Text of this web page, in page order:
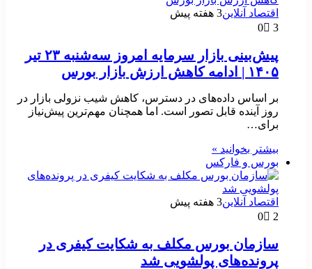
اقتصاد آنلاین3 هفته پیش
0
3
پیش‌بینی بازار سرمایه امروز سه‌شنبه ۲۳ تیر
۱۴۰۵ | ادامه کاهش ارزش بازار بورس
بر اساس داده‌های در دسترس، کاهش شیب نزولی بازار در
روز آینده قابل تصور است. اما همچنان مهم‌ترین پیش‌نیاز
برای…
بیشتر بخوانید »
بورس و فارکس
اقتصاد آنلاین3 هفته پیش
0
2
سازمان بورس مکلف به شکایت کیفری در
پرونده‌های پولشویی شد